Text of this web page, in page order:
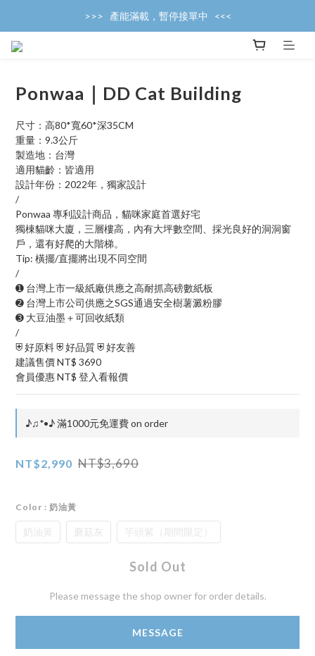
>>>   產能滿載，暫停接單中   <<<
>>>   8/14~8/17 高雄貓展開放接單   <<<
Ponwaa｜DD Cat Building
尺寸：高80*寬60*深35CM
重量：9.3公斤
製造地：台灣
適用貓齡：皆適用
設計年份：2022年，獨家設計
/
Ponwaa 專利設計商品，貓咪家庭首選好宅
獨棟貓咪大廈，三層樓高，內有大坪數空間、採光良好的洞洞窗
戶，還有好爬的大階梯。
Tip: 橫擺/直擺將出現不同空間
/
➊ 台灣上市一級紙廠供應之高耐抓高磅數紙板
➋ 台灣上市公司供應之SGS通過安全樹薯澱粉膠
➌ 大豆油墨＋可回收紙類
/
⛨ 好原料 ⛨ 好品質 ⛨ 好友善
建議售價 NT$ 3690
會員優惠 NT$ 登入看報價
♪♫*•♪ 滿1000元免運費 on order
NT$2,990 NT$3,690
Color : 奶油黃
奶油黃 蘑菇灰 芋頭紫（期間限定）
Sold Out
Please message the shop owner for order details.
MESSAGE